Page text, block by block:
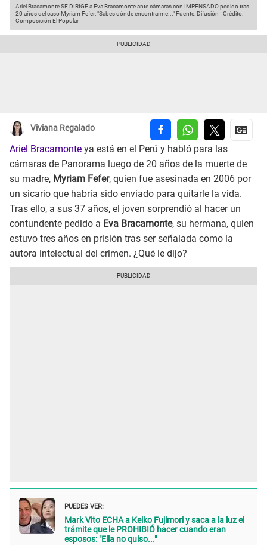
Ariel Bracamonte SE DIRIGE a Eva Bracamonte ante cámaras con IMPENSADO pedido tras
20 años del caso Myriam Fefer: "Sabes dónde encontrarme..."Fuente: Difusión -Crédito:
Composición El Popular
Viviana Regalado
Ariel Bracamonte ya está en el Perú y habló para las
cámaras de Panorama luego de 20 años de la muerte de
su madre, Myriam Fefer, quien fue asesinada en 2006 por
un sicario que habría sido enviado para quitarle la vida.
Tras ello, a sus 37 años, el joven sorprendió al hacer un
contundente pedido a Eva Bracamonte, su hermana, quien
estuvo tres años en prisión tras ser señalada como la
autora intelectual del crimen. ¿Qué le dijo?
PUEDES VER:
Mark Vito ECHA a Keiko Fujimori y saca a la luz el
trámite que le PROHIBIÓ hacer cuando eran
esposos: "Ella no quiso..."